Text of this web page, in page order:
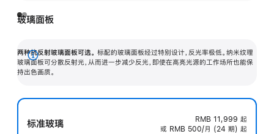
玻璃面板
两种抗反射玻璃面板可选。 标配的玻璃面板经过特别设计，反光率极低。纳米纹理
玻璃面板可分散反射光，从而进一步减少反光，即使在高亮光源的工作场所也能保
持出色画质。
展
开
标准玻璃 RMB 11,999 起
或 RMB 500/月 (24 期) 起